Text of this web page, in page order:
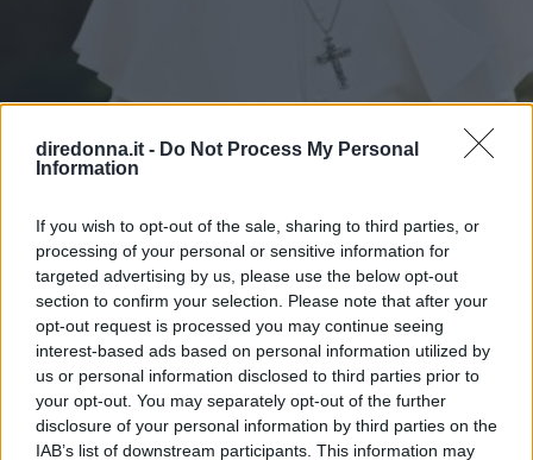
diredonna.it - Do Not Process My Personal
Information
If you wish to opt-out of the sale, sharing to third parties, or
processing of your personal or sensitive information for
targeted advertising by us, please use the below opt-out
section to confirm your selection. Please note that after your
opt-out request is processed you may continue seeing
interest-based ads based on personal information utilized by
us or personal information disclosed to third parties prior to
your opt-out. You may separately opt-out of the further
disclosure of your personal information by third parties on the
IAB’s list of downstream participants. This information may
ATTUALITÀ